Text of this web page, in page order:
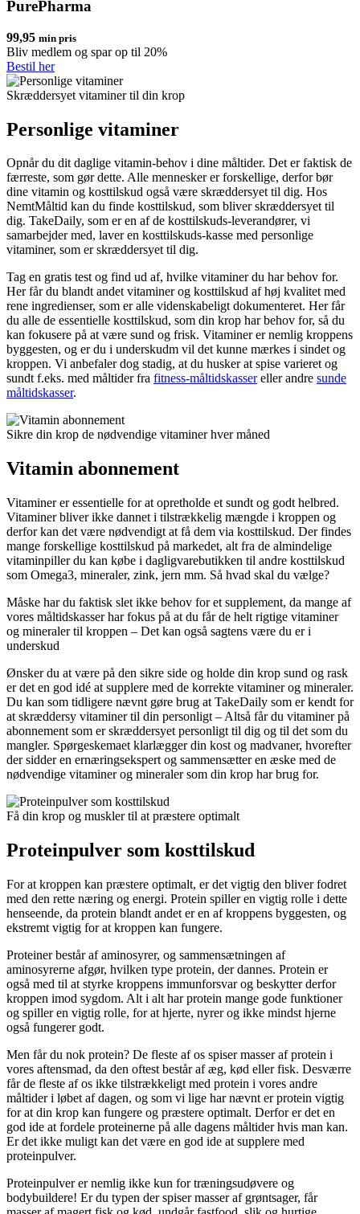
PurePharma
99,95 min pris
Bliv medlem og spar op til 20%
Bestil her
Skræddersyet vitaminer til din krop
Personlige vitaminer
Opnår du dit daglige vitamin-behov i dine måltider. Det er faktisk de
færreste, som gør dette. Alle mennesker er forskellige, derfor bør
dine vitamin og kosttilskud også være skræddersyet til dig. Hos
NemtMåltid kan du finde kosttilskud, som bliver skræddersyet til
dig. TakeDaily, som er en af de kosttilskuds-leverandører, vi
samarbejder med, laver en kosttilskuds-kasse med personlige
vitaminer, som er skræddersyet til dig.
Tag en gratis test og find ud af, hvilke vitaminer du har behov for.
Her får du blandt andet vitaminer og kosttilskud af høj kvalitet med
rene ingredienser, som er alle videnskabeligt dokumenteret. Her får
du alle de essentielle kosttilskud, som din krop har behov for, så du
kan fokusere på at være sund og frisk. Vitaminer er nemlig kroppens
byggesten, og er du i underskudm vil det kunne mærkes i sindet og
kroppen. Vi anbefaler dog stadig, at du husker at spise varieret og
sundt f.eks. med måltider fra fitness-måltidskassereller andre sunde
måltidskasser.
Sikre din krop de nødvendige vitaminer hver måned
Vitamin abonnement
Vitaminer er essentielle for at opretholde et sundt og godt helbred.
Vitaminer bliver ikke dannet i tilstrækkelig mængde i kroppen og
derfor kan det være nødvendigt at få dem via kosttilskud. Der findes
mange forskellige kosttilskud på markedet, alt fra de almindelige
vitaminpiller du kan købe i dagligvarebutikken til andre kosttilskud
som Omega3, mineraler, zink, jern mm. Så hvad skal du vælge?
Måske har du faktisk slet ikke behov for et supplement, da mange af
vores måltidskasser har fokus på at du får de helt rigtige vitaminer
og mineraler til kroppen – Det kan også sagtens være du er i
underskud
Ønsker du at være på den sikre side og holde din krop sund og rask
er det en god idé at supplere med de korrekte vitaminer og mineraler.
Du kan som tidligere nævnt gøre brug at TakeDaily som er kendt for
at skræddersy vitaminer til din personligt – Altså får du vitaminer på
abonnement som er skræddersyet personligt til dig og til det som du
mangler. Spørgeskemaet klarlægger din kost og madvaner, hvorefter
der sidder en ernæringsekspert og sammensætter en æske med de
nødvendige vitaminer og mineraler som din krop har brug for.
Få din krop og muskler til at præstere optimalt
Proteinpulver som kosttilskud
For at kroppen kan præstere optimalt, er det vigtig den bliver fodret
med den rette næring og energi. Protein spiller en vigtig rolle i dette
henseende, da protein blandt andet er en af kroppens byggesten, og
ekstremt vigtig for at kroppen kan fungere.
Proteiner består af aminosyrer, og sammensætningen af
aminosyrerne afgør, hvilken type protein, der dannes. Protein er
også med til at styrke kroppens immunforsvar og beskytter derfor
kroppen imod sygdom. Alt i alt har protein mange gode funktioner
og spiller en vigtig rolle, for at hjerte, nyrer og ikke mindst hjerne
også fungerer godt.
Men får du nok protein? De fleste af os spiser masser af protein i
vores aftensmad, da den oftest består af æg, kød eller fisk. Desværre
får de fleste af os ikke tilstrækkeligt med protein i vores andre
måltider i løbet af dagen, og som vi lige har nævnt er protein vigtig
for at din krop kan fungere og præstere optimalt. Derfor er det en
god ide at fordele proteinerne på alle dagens måltider hvis man kan.
Er det ikke muligt kan det være en god ide at supplere med
proteinpulver.
Proteinpulver er nemlig ikke kun for træningsudøvere og
bodybuildere! Er du typen der spiser masser af grøntsager, får